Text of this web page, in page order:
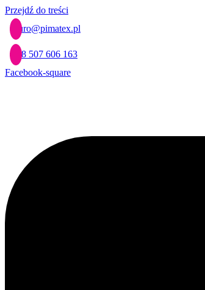
Przejdź do treści
biuro@pimatex.pl
+48 507 606 163
Facebook-square